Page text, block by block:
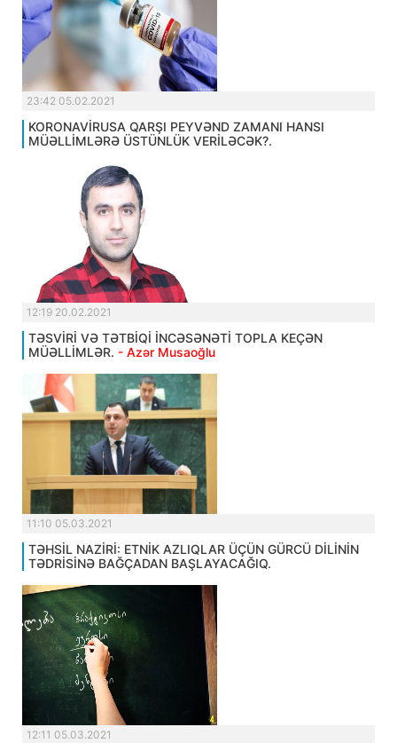
23:42 05.02.2021
KORONAVİRUSA QARŞI PEYVƏND ZAMANI HANSI
MÜƏLLİMLƏRƏ ÜSTÜNLÜK VERİLƏCƏK?.
12:19 20.02.2021
TƏSVİRİ VƏ TƏTBİQİ İNCƏSƏNƏTİ TOPLA KEÇƏN
MÜƏLLİMLƏR. - Azər Musaoğlu
11:10 05.03.2021
TƏHSİL NAZİRİ: ETNİK AZLIQLAR ÜÇÜN GÜRCÜ DİLİNİN
TƏDRİSİNƏ BAĞÇADAN BAŞLAYACAĞIQ.
12:11 05.03.2021